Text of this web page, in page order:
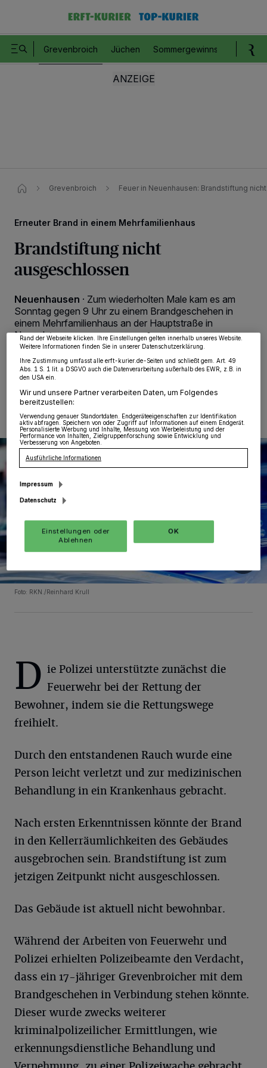
Grevenbroich Jüchen Sommergewinnspiel
Grevenbroich Feuer in Neuenhausen: Brandstiftung
Erneuter Brand in einem Mehrfamilienhaus
Brandstiftung nicht
ausgeschlossen
Neuenhausen · Zum wiederholten Male kam es am
Sonntag gegen 9 Uhr zu einem Brandgeschehen in
einem Mehrfamilienhaus an der Hauptstraße in
Neuenhausen.
Foto: RKN./Reinhard Krull
D ie Polizei unterstützte zunächst die
Feuerwehr bei der Rettung der
Bewohner, indem sie die Rettungswege
freihielt.
Durch den entstandenen Rauch wurde eine
Person leicht verletzt und zur medizinischen
Behandlung in ein Krankenhaus gebracht.
Nach ersten Erkenntnissen könnte der Brand
in den Kellerräumlichkeiten des Gebäudes
ausgebrochen sein. Brandstiftung ist zum
jetzigen Zeitpunkt nicht ausgeschlossen.
Das Gebäude ist aktuell nicht bewohnbar.
Während der Arbeiten von Feuerwehr und
Polizei erhielten Polizeibeamte den Verdacht,
dass ein 17-jähriger Grevenbroicher mit dem
Brandgeschehen in Verbindung stehen könnte.
Dieser wurde zwecks weiterer
kriminalpolizeilicher Ermittlungen, wie
erkennungsdienstliche Behandlung und
Wir und unsere218
-Partner speichern und greifen auf personenbezogene Daten
wie Browserdaten oder eindeutige Kennungen auf Ihrem Gerät zu. Durch Auswahl
Partner verarbeiten Daten, um Ihnen Dienste bereitzustellen“ aufgeführten
möglicherweise nicht mehr so relevant für Sie. Sie können dieses Menü jederzeit
wieder aufrufen, um Ihre Einstellungen zu ändern oder Ihre Einwilligung zu
widerrufen, indem Sie auf den Link Einstellungen oder Ablehnen am unteren
Rand der Webseite klicken. Ihre Einstellungen gelten innerhalb unseres Website.
Weitere Informationen finden Sie in unserer Datenschutzerklärung.
Ihre Zustimmung umfasst alle erft-kurier.de-Seiten und schließt gem. Art. 49
Abs. 1 S. 1 lit. a DSGVO auch die Datenverarbeitung außerhalb des EWR, z.B. in
den USA ein.
Wir und unsere Partner verarbeiten Daten, um Folgendes
bereitzustellen:
Verwendung genauer Standortdaten. Endgeräteeigenschaften zur Identifikation
aktiv abfragen. Speichern von oder Zugriff auf Informationen auf einem Endgerät.
Personalisierte Werbung und Inhalte, Messung von Werbeleistung und der
Performance von Inhalten, Zielgruppenforschung sowie Entwicklung und
Verbesserung von Angeboten.
Ausführliche Informationen
Impressum
Datenschutz
Einstellungen oder
Ablehnen
OK